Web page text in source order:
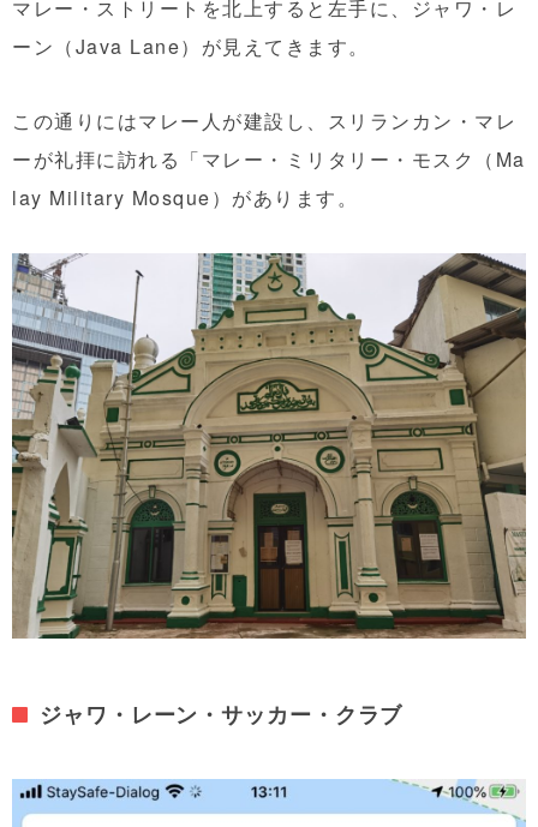
マレー・ストリートを北上すると左手に、ジャワ・レ
ーン（Java Lane）が見えてきます。
この通りにはマレー人が建設し、スリランカン・マレ
ーが礼拝に訪れる「マレー・ミリタリー・モスク（Ma
lay Military Mosque）があります。
ジャワ・レーン・サッカー・クラブ